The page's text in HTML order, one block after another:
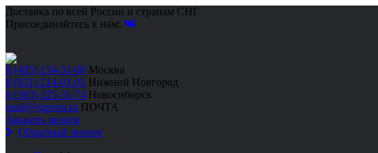
Доставка по всей России и странам СНГ
Присоединяйтесь к нам:
8 (495) 134-31-00 Москва
8 (831) 214-01-01 Нижний Новгород
8 (383) 325-31-74 Новосибирск
mail@rgprom.ru ПОЧТА
Заказать звонок
Обратный звонок